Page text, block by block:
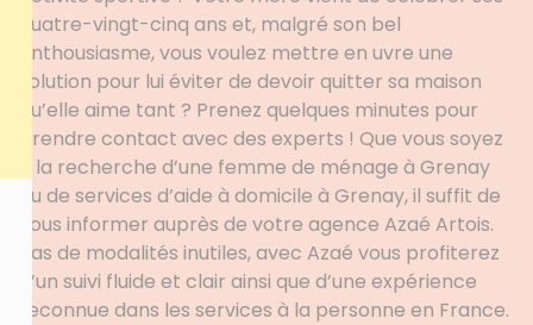
quatre-vingt-cinq ans et, malgré son bel
enthousiasme, vous voulez mettre en uvre une
solution pour lui éviter de devoir quitter sa maison
qu’elle aime tant ? Prenez quelques minutes pour
prendre contact avec des experts ! Que vous soyez
à la recherche d’une femme de ménage à Grenay
ou de services d’aide à domicile à Grenay, il suffit de
vous informer auprès de votre agence Azaé Artois.
Pas de modalités inutiles, avec Azaé vous profiterez
d’un suivi fluide et clair ainsi que d’une expérience
reconnue dans les services à la personne en France.